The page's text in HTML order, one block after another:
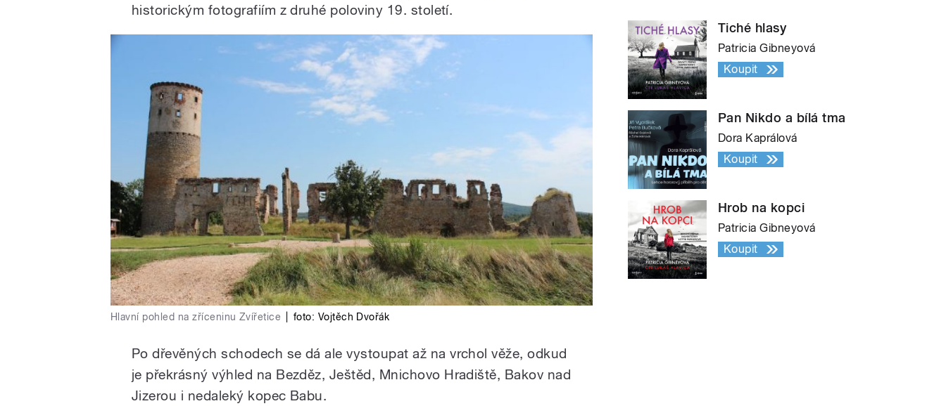
historickým fotografiím z druhé poloviny 19. století.
Hlavní pohled na zříceninu Zvířetice foto: Vojtěch Dvořák
Po dřevěných schodech se dá ale vystoupat až na vrchol věže, odkud
je překrásný výhled na Bezděz, Ještěd, Mnichovo Hradiště, Bakov nad
Jizerou i nedaleký kopec Babu.
Tiché hlasy
Patricia Gibneyová
Koupit
Pan Nikdo a bílá tma
Dora Kaprálová
Koupit
Hrob na kopci
Patricia Gibneyová
Koupit